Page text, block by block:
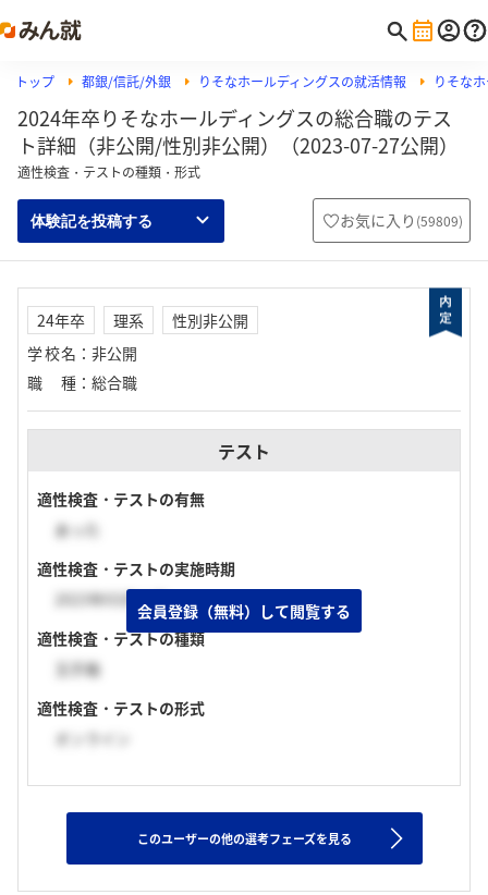
トップ 都銀/信託/外銀 りそなホールディングスの就活情報 りそな
2024年卒りそなホールディングスの総合職のテス
ト詳細（非公開/性別非公開）（2023-07-27公開）
適性検査・テストの種類・形式
体験記を投稿する お気に入り (59809)
24年卒 理系
性別非公開
学校名 ： 非公開
職種 ： 総合職
テスト
適性検査・テストの有無
あった
適性検査・テストの実施時期
2023年03月上旬
適性検査・テストの種類
玉手箱
適性検査・テストの形式
オンライン
会員登録（無料）して閲覧する
このユーザーの他の選考フェーズを見る